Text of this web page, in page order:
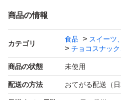
商品の情報
カテゴリ
食品 スイーツ
チョコスナッ
商品の状態 未使用
配送の方法 おてがる配送（日